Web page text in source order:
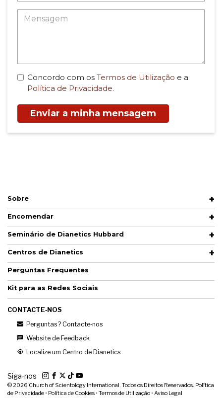
Concordo com os Termos de Utilização e a
Política de Privacidade.
Enviar a minha mensagem
Sobre
Encomendar
Seminário de Dianetics Hubbard
Centros de Dianetics
Perguntas Frequentes
Kit para as Redes Sociais
CONTACTE‑NOS
Perguntas? Contacte‑nos
Website de Feedback
Localize um Centro de Dianetics
Siga‑nos
© 2026 Church of Scientology International. Todos os Direitos Reservados. Política
de Privacidade • Política de Cookies • Termos de Utilização • Aviso Legal